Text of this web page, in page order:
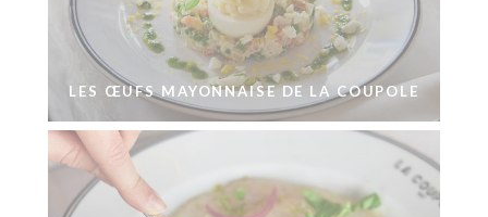
LES ŒUFS MAYONNAISE DE LA COUPOLE